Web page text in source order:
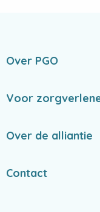
Over PGO
Voor
Over de alliantie
Contact